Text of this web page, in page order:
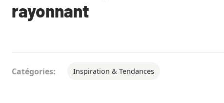
rayonnant
Catégories: Inspiration & Tendances